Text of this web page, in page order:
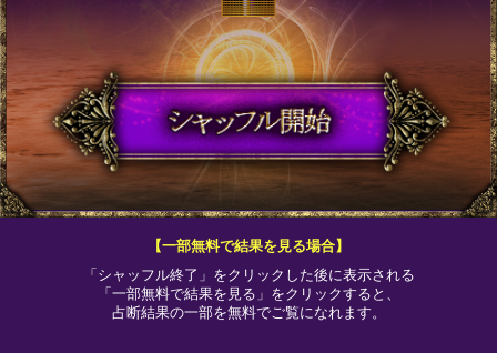
【一部無料で結果を見る場合】
「シャッフル終了」をクリックした後に表示される
「一部無料で結果を見る」をクリックすると、
占断結果の一部を無料でご覧になれます。